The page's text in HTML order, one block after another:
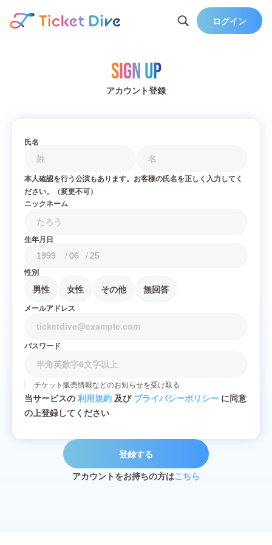
ログイン
Sign Up
アカウント登録
氏名
本人確認を行う公演もあります。お客様の氏名を正しく入力してく
ださい。（変更不可）
ニックネーム
生年月日
/ /
性別
男性 女性 その他 無回答
メールアドレス
パスワード
チケット販売情報などのお知らせを受け取る
当サービスの 利用規約 及び プライバシーポリシー に同意
の上登録してください
登録する
アカウントをお持ちの方はこちら